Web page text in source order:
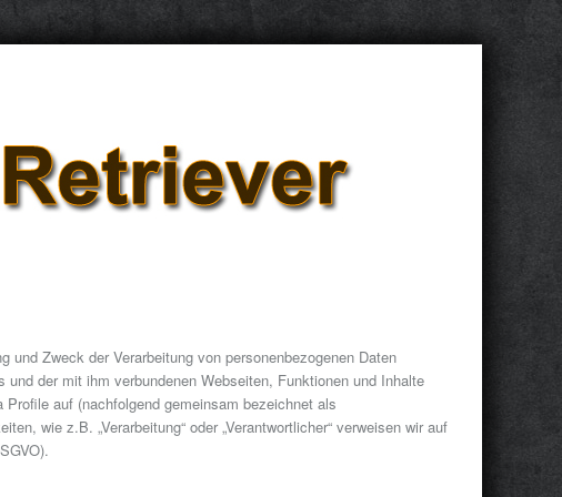
Zweck der Verarbeitung von personenbezogenen Daten
und der mit ihm verbundenen Webseiten, Funktionen und Inhalte
auf (nachfolgend gemeinsam bezeichnet als
wie z.B. „Verarbeitung“ oder „Verantwortlicher“ verweisen wir auf